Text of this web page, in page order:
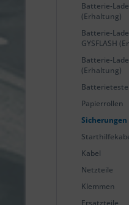
Batterie-
(Erhaltung)
Batterie-
GYSFLASH
Batterie-
(Erhaltung)
Papierrollen
Sicherungen
Kabel
Netzteile
Klemmen
Ersatzteile